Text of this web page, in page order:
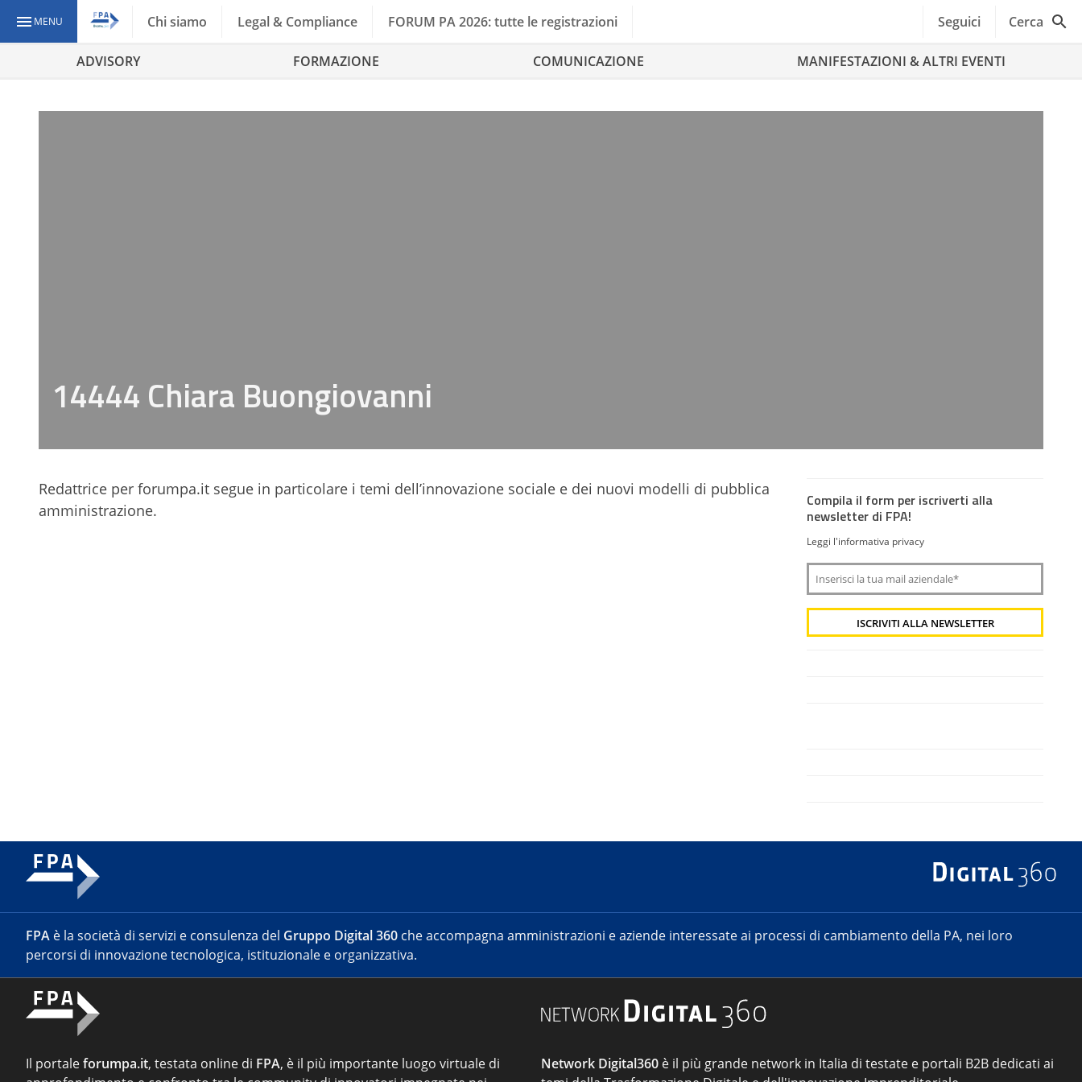
MENU Chi siamo Legal & Compliance FORUM PA 2026: tutte le registrazioni Seguici Cerca
ADVISORY FORMAZIONE COMUNICAZIONE MANIFESTAZIONI & ALTRI EVENTI
14444 Chiara Buongiovanni
Redattrice per forumpa.it segue in particolare i temi dell’innovazione sociale e dei nuovi modelli di pubblica
amministrazione.
Compila il form per iscriverti alla
newsletter di FPA!
Leggi l'informativa privacy
FPA è la società di servizi e consulenza del Gruppo Digital 360 che accompagna amministrazioni e aziende interessate ai processi di cambiamento della PA, nei loro
percorsi di innovazione tecnologica, istituzionale e organizzativa.
Il portaleforumpa.it, testata online di FPA, è il più importante luogo virtuale di
Network Digital360 è il più grande network in Italia di testate e portali B2B dedicati ai